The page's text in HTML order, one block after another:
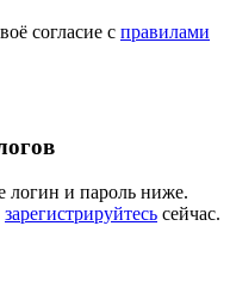
согласие с правилами
логин и пароль ниже.
зарегистрируйтесь сейчас.